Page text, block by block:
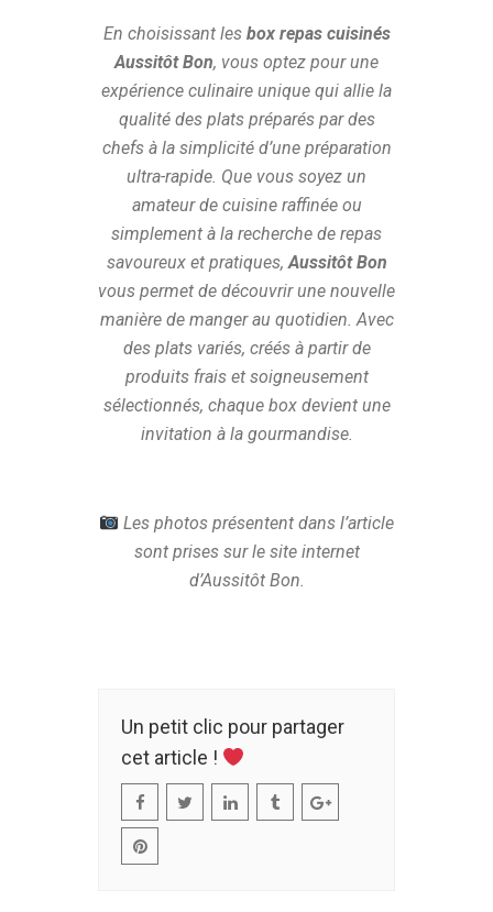
En choisissant les box repas cuisinés
Aussitôt Bon, vous optez pour une
expérience culinaire unique qui allie la
qualité des plats préparés par des
chefs à la simplicité d’une préparation
ultra-rapide. Que vous soyez un
amateur de cuisine raffinée ou
simplement à la recherche de repas
savoureux et pratiques,Aussitôt Bon
vous permet de découvrir une nouvelle
manière de manger au quotidien. Avec
des plats variés, créés à partir de
produits frais et soigneusement
sélectionnés, chaque box devient une
invitation à la gourmandise.
Les photos présentent dans l’article
sont prises sur le site internet
d’Aussitôt Bon.
Un petit clic pour partager
cet article !